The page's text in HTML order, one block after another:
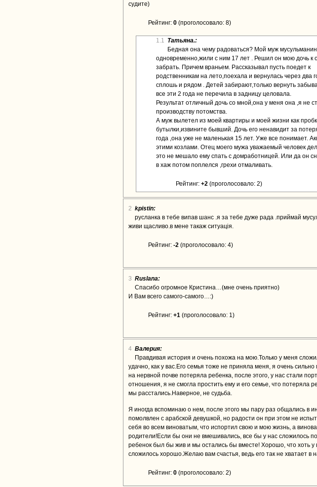
судите)
Рейтинг: 0 (проголосовало: 8)
1.1 Татьяна.:
Бедная она чему радоваться? Мой муж
одновременно,жили с ним 17 лет . Решил он мою дочь к
забрать. Причем враньем. Рассказывал пусть поедет к
родственникам на лето,поехала и вернулась через два
сплошь и рядом . Детей забирают,только вернуть
все эти 2 года не перечила в задницу целовала.
Результат отличный дочь со мной,она у меня она ,я не
производству потомства.
А муж вылетел из моей квартиры и моей жизни как
бутылки,извините бывший. Дочь его ненавидит за
года ,она уже не маленькая 15 лет. Уже все понимает.
этими козлами. Отец моего мужа уважаемый человек
это не мешало ему спать с домработницей. Или да он
в хаж потом поплелся ,грехи отмаливать.
Рейтинг: +2 (проголосовало: 2)
2 kpistin:
русланка в тебе випав шанс .я за тебе дуже рада .приймай
живи щасливо.в мене такаж ситуація.
Рейтинг: -2 (проголосовало: 4)
3 Ruslana:
Cпасибо огромное Кристина…(мне очень приятно)
И Вам всего самого-самого…:)
Рейтинг: +1 (проголосовало: 1)
4 Валерия:
Правдивая история и очень похожа на мою.Только у меня
удачно, как у вас.Его семья тоже не приняла меня, я очень
на нервной почве потеряла ребенка, после этого, у нас стали
отношения, я не смогла простить ему и его семье, что потеряла
мы расстались.Наверное, не судьба.
Я иногда вспоминаю о нем, после этого мы пару раз общались в
помолвлен с арабской девушкой, но радости он при этом не
себя во всем виноватым, что испортил свою и мою жизнь, а
родители!Если бы они не вмешивались, все бы у нас сложилось
ребенок был бы жив и мы остались бы вместе! Хорошо, что хоть у
сложилось хорошо.Желаю вам счастья, ведь его так не хватает в
Рейтинг: 0 (проголосовало: 2)